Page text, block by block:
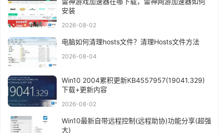
安装
2026-08-02
电脑如何清理hosts文件？清理Hosts文件方法
2026-08-04
Win10 2004累积更新KB4557957(19041.329)
下载+更新内容
2026-08-02
Win10最新自带远程控制(远程助协)功能分享(超强
大)